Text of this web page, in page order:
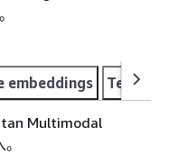
embeddings Text
Multimodal